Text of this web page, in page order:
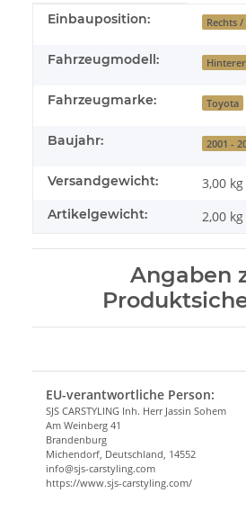
Produkteigenschaft
Wert
Einbauposition: Rechts
Fahrzeugmodell:
Fahrzeugmarke: Toyota
Baujahr: 2001 -
Versandgewicht: 3,00 kg
Artikelgewicht: 2,00 kg
Angaben
EU-verantwortliche Person:
SJS CARSTYLING Inh. Herr Jassin Sohem
Am Weinberg 41
Brandenburg
Michendorf, Deutschland, 14552
info@sjs-carstyling.com
https://www.sjs-carstyling.com/